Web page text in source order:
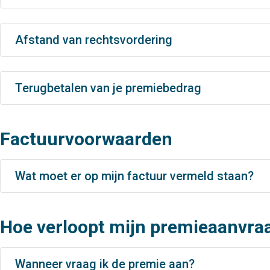
Afstand van rechtsvordering
Terugbetalen van je premiebedrag
Factuurvoorwaarden
Wat moet er op mijn factuur vermeld staan?
Hoe verloopt mijn
Wanneer vraag ik de premie aan?